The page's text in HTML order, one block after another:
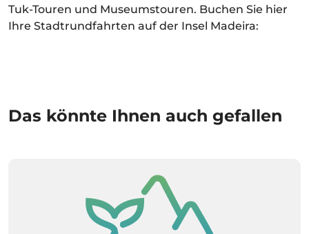
Tuk-Touren und Museumstouren. Buchen Sie hier
Ihre Stadtrundfahrten auf der Insel Madeira:
Das könnte Ihnen auch gefallen